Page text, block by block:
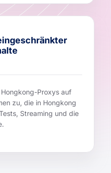
Proxys auf
zu, die in Hongkong
Streaming und die